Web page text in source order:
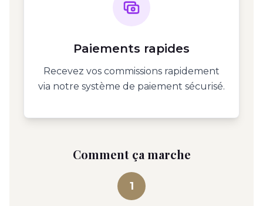
Paiements rapides
Recevez vos commissions rapidement
via notre système de paiement sécurisé.
Comment ça marche
1